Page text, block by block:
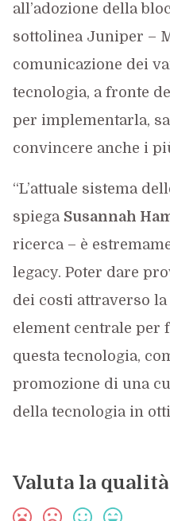
all’adozione della
sottolinea Juniper –
comunicazione dei
tecnologia, a fronte
per implementarla,
convincere anche i
“L’attuale sistema
spiega Susannah
ricerca – è
legacy. Poter dare
dei costi attraverso
element centrale
questa tecnologia,
promozione di una
della tecnologia in
Valuta la